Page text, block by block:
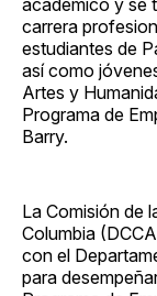
carrera
estudiantes de
así como
Artes y
Programa de
Barry.
La Comisión de
Columbia
con el
para